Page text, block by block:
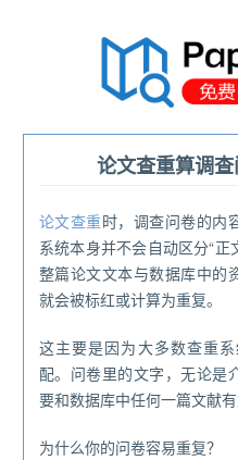
论文查重算调查
论文查重时，调查问卷的内
系统本身并不会自动区分“正
整篇论文文本与数据库中的
就会被标红或计算为重复。
这主要是因为大多数查重
配。问卷里的文字，无论是
要和数据库中任何一篇文献
为什么你的问卷容易重复？